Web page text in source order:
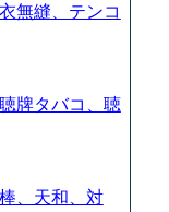
無縫、テンコ
牌タバコ、聴
、天和、対